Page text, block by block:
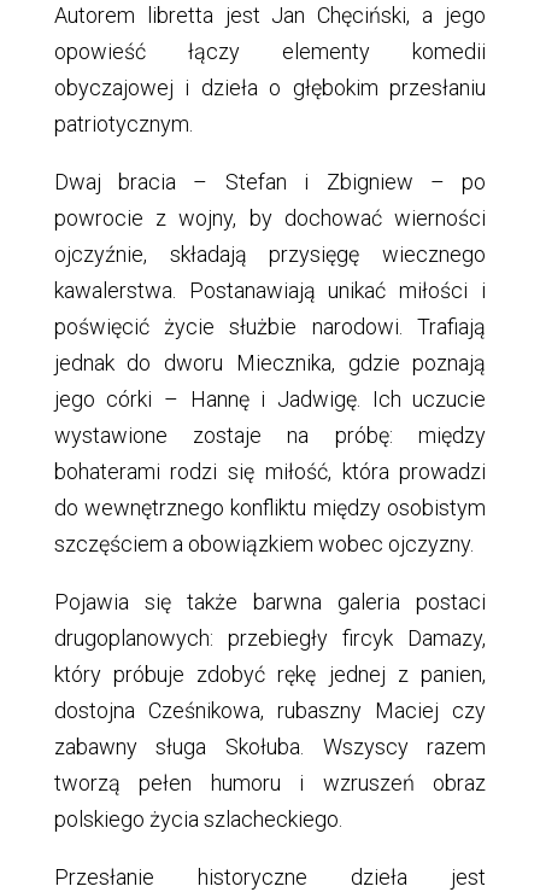
Autorem libretta jest Jan Chęciński, a jego
opowieść łączy elementy komedii
obyczajowej i dzieła o głębokim przesłaniu
patriotycznym.
Dwaj bracia – Stefan i Zbigniew – po
powrocie z wojny, by dochować wierności
ojczyźnie, składają przysięgę wiecznego
kawalerstwa. Postanawiają unikać miłości i
poświęcić życie służbie narodowi. Trafiają
jednak do dworu Miecznika, gdzie poznają
jego córki – Hannę i Jadwigę. Ich uczucie
wystawione zostaje na próbę: między
bohaterami rodzi się miłość, która prowadzi
do wewnętrznego konfliktu między osobistym
szczęściem a obowiązkiem wobec ojczyzny.
Pojawia się także barwna galeria postaci
drugoplanowych: przebiegły fircyk Damazy,
który próbuje zdobyć rękę jednej z panien,
dostojna Cześnikowa, rubaszny Maciej czy
zabawny sługa Skołuba. Wszyscy razem
tworzą pełen humoru i wzruszeń obraz
polskiego życia szlacheckiego.
Przesłanie historyczne dzieła jest